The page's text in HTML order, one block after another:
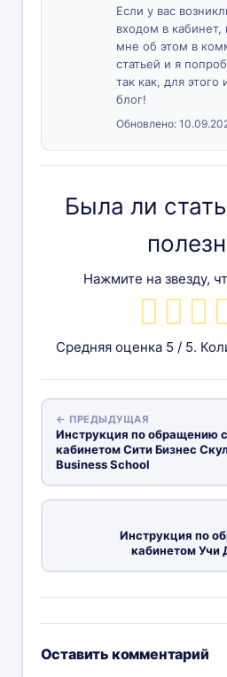
Если у вас
входом в
мне об этом в
статьей и я
так как, для
блог!
Обновлено:
Была ли
Нажмите на звезду,
Средняя оценка 5 / 5.
← ПРЕДЫДУЩАЯ
Инструкция по обращению
кабинетом Сити Бизнес
Business School
Инструкция по
кабинетом Учи
Оставить комментарий